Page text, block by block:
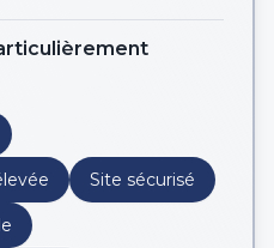
Site sécurisé